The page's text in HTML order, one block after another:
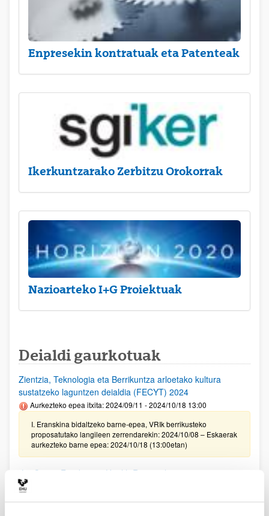
Enpresekin kontratuak eta Patenteak
Ikerkuntzarako Zerbitzu Orokorrak
Nazioarteko I+G Proiektuak
Deialdi gaurkotuak
Zientzia, Teknologia eta Berrikuntza arloetako kultura
sustatzeko laguntzen deialdia (FECYT) 2024
Aurkezteko epea itxita: 2024/09/11 - 2024/10/18 13:00
I. Eranskina bidaltzeko barne-epea, VRIk berrikusteko
proposatutako langileen zerrendarekin: 2024/10/08 – Eskaerak
aurkezteko barne epea: 2024/10/18 (13:00etan)
"La Caixa" Fundazioa: Health Research 2025
Deialdia argitaratuta. Eskabideak aurkezteko EHUko barne